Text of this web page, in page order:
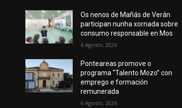
Os nenos de Mañás de Verán
participan nunha xornada sobre
consumo responsable en Mos
6 Agosto, 2026
Ponteareas promove o
programa “Talento Mozo” con
emprego e formación
remunerada
6 Agosto, 2026